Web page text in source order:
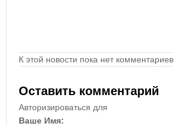
К этой новости пока нет комментариев.
Оставить комментарий
Авторизироваться для
Ваше Имя: